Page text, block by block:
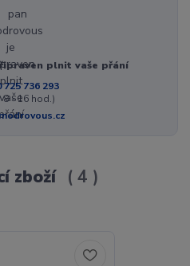
plnit vaše přání
725 736 293
8 - 16 hod.)
zboží 4